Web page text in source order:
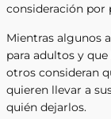
consideración por
Mientras algunos
para adultos y
otros consideran
quieren llevar a
quién dejarlos.